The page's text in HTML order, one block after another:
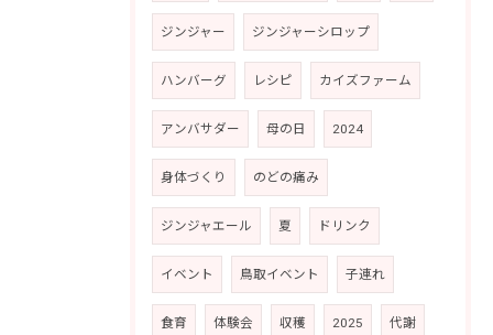
ジンジャー ジンジャーシロップ
ハンバーグ レシピ カイズファーム
アンバサダー 母の日 2024
身体づくり のどの痛み
ジンジャエール 夏 ドリンク
イベント 鳥取イベント 子連れ
食育 体験会 収穫 2025 代謝